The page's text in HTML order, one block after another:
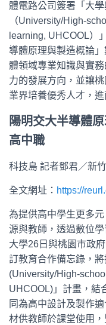
體電路公司簽署「大
（University/High-
learning, UHCOOL）
導體原理與製造概論
體領域專業知識與實
力的發展方向，並讓
業界培養優秀人才，
陽明交大半導體
高中職
科技島 記者鄧君／新
全文網址： https://
為提供高中學生更多
源與教師，透過數位
大學26日與桃園市政
訂教育合作備忘錄，
(University/High-
UHCOOL)」計畫，結
同為高中設計及製作
材供教師於課堂使用